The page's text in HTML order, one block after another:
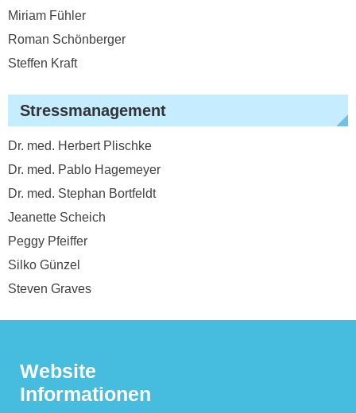
Miriam Fühler
Roman Schönberger
Steffen Kraft
Stressmanagement
Dr. med. Herbert Plischke
Dr. med. Pablo Hagemeyer
Dr. med. Stephan Bortfeldt
Jeanette Scheich
Peggy Pfeiffer
Silko Günzel
Steven Graves
Website
Informationen